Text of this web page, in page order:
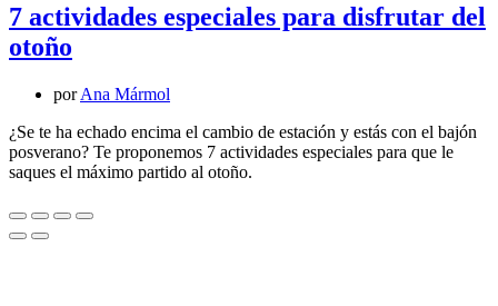
7 actividades especiales para disfrutar del
otoño
porAna Mármol
¿Se te ha echado encima el cambio de estación y estás con el bajón
posverano? Te proponemos 7 actividades especiales para que le
saques el máximo partido al otoño.